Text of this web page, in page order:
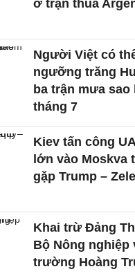
ở trận thua
Người Việt có
ngưỡng trăng
ba trận mưa sao
tháng 7
Kiev tấn công
lớn vào Moskva
gặp Trump –
Khai trừ Đảng
Bộ Nông nghiệp
trường Hoàng